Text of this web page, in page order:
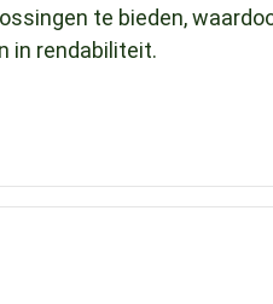
te bieden,
in rendabiliteit.